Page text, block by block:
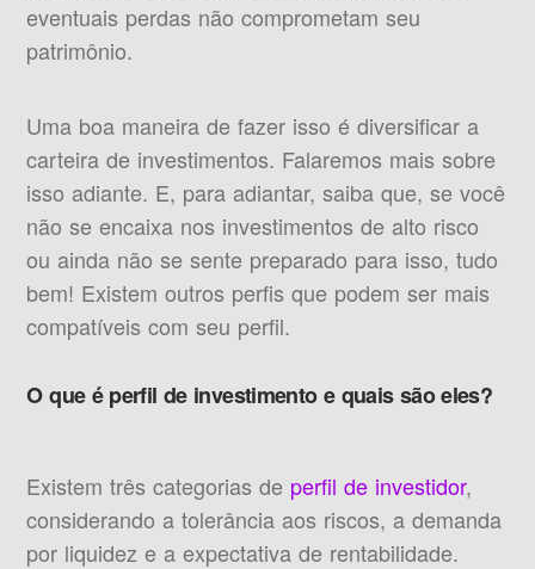
eventuais perdas não comprometam seu
patrimônio.
Uma boa maneira de fazer isso é diversificar a
carteira de investimentos. Falaremos mais sobre
isso adiante. E, para adiantar, saiba que, se você
não se encaixa nos investimentos de alto risco
ou ainda não se sente preparado para isso, tudo
bem! Existem outros perfis que podem ser mais
compatíveis com seu perfil.
O que é perfil de investimento e quais são eles?
Existem três categorias de perfil de investidor,
considerando a tolerância aos riscos, a demanda
por liquidez e a expectativa de rentabilidade.